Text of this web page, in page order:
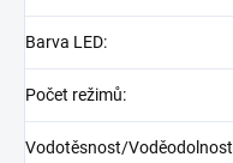
Barva LED:
Počet režimů:
Vodotěsnost/Voděodolnost